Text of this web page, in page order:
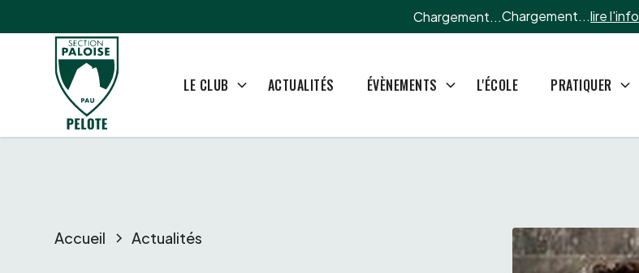
Chargement...Chargement...lire l'info
LE CLUB ACTUALITÉS ÉVÈNEMENTS L'ÉCOLE PRATIQUER
Accueil Actualités